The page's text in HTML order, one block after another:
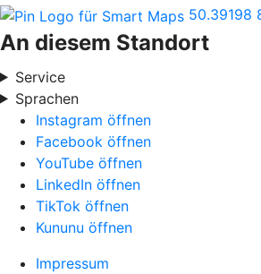
50.39198
An diesem Standort
Service
Sprachen
Instagram öffnen
Facebook öffnen
YouTube öffnen
LinkedIn öffnen
TikTok öffnen
Kununu öffnen
Impressum